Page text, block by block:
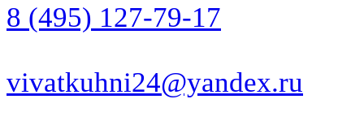
8 (495) 127-79-17
vivatkuhni24@yandex.ru